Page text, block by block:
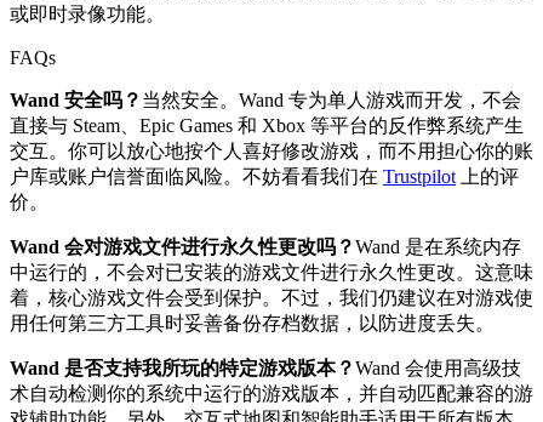
或即时录像功能。
FAQs
Wand 安全吗？ 当然安全。Wand 专为单人游戏而开发，不会
直接与 Steam、Epic Games 和 Xbox 等平台的反作弊系统产生
交互。你可以放心地按个人喜好修改游戏，而不用担心你的账
户库或账户信誉面临风险。不妨看看我们在 Trustpilot 上的评
价。
Wand 会对游戏文件进行永久性更改吗？Wand 是在系统内存
中运行的，不会对已安装的游戏文件进行永久性更改。这意味
着，核心游戏文件会受到保护。不过，我们仍建议在对游戏使
用任何第三方工具时妥善备份存档数据，以防进度丢失。
Wand 是否支持我所玩的特定游戏版本？Wand 会使用高级技
术自动检测你的系统中运行的游戏版本，并自动匹配兼容的游